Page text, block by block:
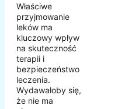
Właściwe
przyjmowanie
leków ma
kluczowy wpływ
na skuteczność
terapii i
bezpieczeństwo
leczenia.
Wydawałoby się,
że nie ma